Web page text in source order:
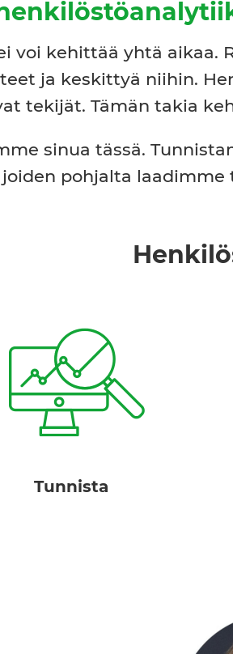
voi kehittää yhtä
ja keskittyä niihin.
tekijät. Tämän takia
sinua tässä.
pohjalta laadimme
Tunnista
tärkeimmät vaikuttavat
tekijät.